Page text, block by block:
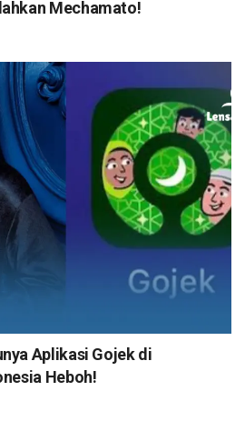
Mechamato!
Aplikasi Gojek di
Heboh!